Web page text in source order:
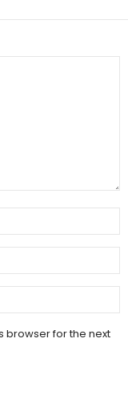
browser for the next